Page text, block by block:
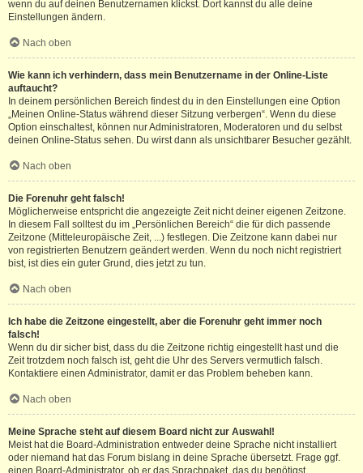
wenn du auf deinen Benutzernamen klickst. Dort kannst du alle deine
Einstellungen ändern.
Nach oben
Wie kann ich verhindern, dass mein Benutzername in der Online-Liste
auftaucht?
In deinem persönlichen Bereich findest du in den Einstellungen eine Option
„Meinen Online-Status während dieser Sitzung verbergen“. Wenn du diese
Option einschaltest, können nur Administratoren, Moderatoren und du selbst
deinen Online-Status sehen. Du wirst dann als unsichtbarer Besucher gezählt.
Nach oben
Die Forenuhr geht falsch!
Möglicherweise entspricht die angezeigte Zeit nicht deiner eigenen Zeitzone.
In diesem Fall solltest du im „Persönlichen Bereich“ die für dich passende
Zeitzone (Mitteleuropäische Zeit, ...) festlegen. Die Zeitzone kann dabei nur
von registrierten Benutzern geändert werden. Wenn du noch nicht registriert
bist, ist dies ein guter Grund, dies jetzt zu tun.
Nach oben
Ich habe die Zeitzone eingestellt, aber die Forenuhr geht immer noch
falsch!
Wenn du dir sicher bist, dass du die Zeitzone richtig eingestellt hast und die
Zeit trotzdem noch falsch ist, geht die Uhr des Servers vermutlich falsch.
Kontaktiere einen Administrator, damit er das Problem beheben kann.
Nach oben
Meine Sprache steht auf diesem Board nicht zur Auswahl!
Meist hat die Board-Administration entweder deine Sprache nicht installiert
oder niemand hat das Forum bislang in deine Sprache übersetzt. Frage ggf.
einen Board-Administrator, ob er das Sprachpaket, das du benötigst,